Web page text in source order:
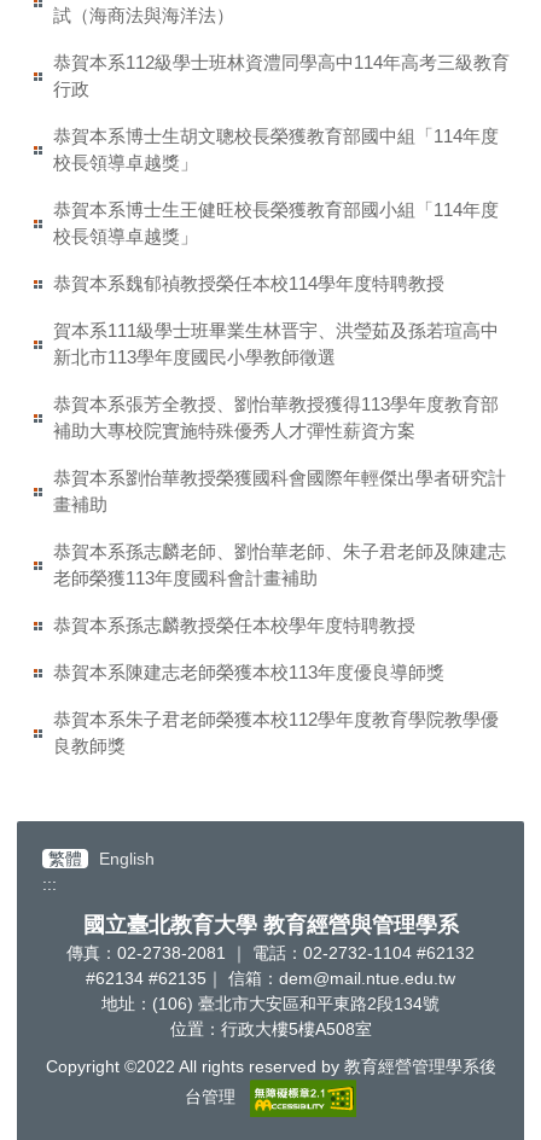
試（海商法與海洋法）
恭賀本系112級學士班林資澧同學高中114年高考三級教育
行政
恭賀本系博士生胡文聰校長榮獲教育部國中組「114年度
校長領導卓越獎」
恭賀本系博士生王健旺校長榮獲教育部國小組「114年度
校長領導卓越獎」
恭賀本系魏郁禎教授榮任本校114學年度特聘教授
賀本系111級學士班畢業生林晋宇、洪瑩茹及孫若瑄高中
新北市113學年度國民小學教師徵選
恭賀本系張芳全教授、劉怡華教授獲得113學年度教育部
補助大專校院實施特殊優秀人才彈性薪資方案
恭賀本系劉怡華教授榮獲國科會國際年輕傑出學者研究計
畫補助
恭賀本系孫志麟老師、劉怡華老師、朱子君老師及陳建志
老師榮獲113年度國科會計畫補助
恭賀本系孫志麟教授榮任本校學年度特聘教授
恭賀本系陳建志老師榮獲本校113年度優良導師獎
恭賀本系朱子君老師榮獲本校112學年度教育學院教學優
良教師獎
繁體
English
:::
國立臺北教育大學 教育經營與管理學系
傳真：02-2738-2081 ｜ 電話：02-2732-1104 #62132
#62134 #62135｜ 信箱：dem@mail.ntue.edu.tw
地址：(106) 臺北市大安區和平東路2段134號
位置：行政大樓5樓A508室
Copyright ©2022 All rights reserved by 教育經營管理學系後
台管理